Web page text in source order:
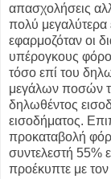
απασχολήσεις
πολύ μεγαλύτερα
εφαρμοζόταν οι
υπέρογκους
τόσο επί του
μεγάλων ποσών
δηλωθέντος
εισοδήματος.
προκαταβολή
συντελεστή 55%
προέκυπτε με